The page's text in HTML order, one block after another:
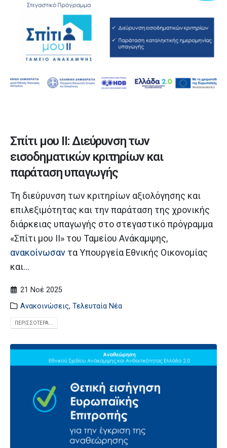
Σπίτι μου ΙΙ: Διεύρυνση των
εισοδηματικών κριτηρίων και
παράταση υπαγωγής
Τη διεύρυνση των κριτηρίων αξιολόγησης και
επιλεξιμότητας και την παράταση της χρονικής
διάρκειας υπαγωγής στο στεγαστικό πρόγραμμα
«Σπίτι μου ΙΙ» του Ταμείου Ανάκαμψης,
ανακοίνωσαν τα Υπουργεία Εθνικής Οικονομίας
και...
21 Νοέ 2025
Ανακοινώσεις,Τελευταία Νέα
ΠΕΡΙΣΣΌΤΕΡΑ...